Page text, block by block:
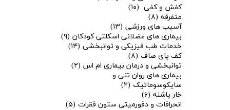
کفش و کفی (۱۰)
متفرقه (۸)
آسیب های ورزشی (۱۳)
بیماری های عضلانی اسکلتی کودکان (۹)
خدمات طب فیزیکی و توانبخشی (۱۴)
کف پای صاف (۸)
توانبخشی و درمان بیماری ام اس (۲)
بیماری های روان تنی و
سایکوسوماتیک (۲)
خار پاشنه (۶)
انحرافات و دفورمیتی ستون فقرات (۵)